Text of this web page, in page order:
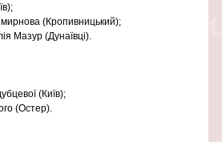
(Кропивницький);
Мазур (Дунаївці).
(Київ);
(Остер).